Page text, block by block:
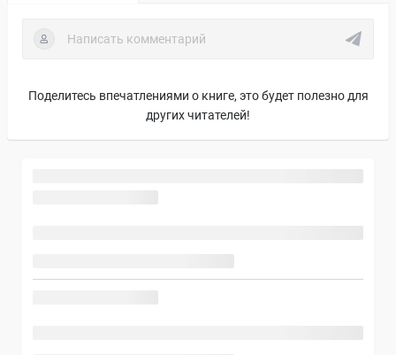
Поделитесь впечатлениями о книге, это будет полезно для
других читателей!